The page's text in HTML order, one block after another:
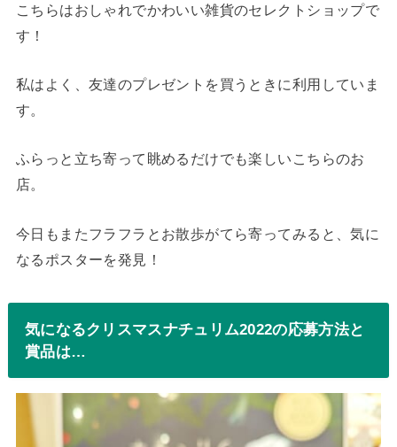
こちらはおしゃれでかわいい雑貨のセレクトショップで
す！
私はよく、友達のプレゼントを買うときに利用していま
す。
ふらっと立ち寄って眺めるだけでも楽しいこちらのお
店。
今日もまたフラフラとお散歩がてら寄ってみると、気に
なるポスターを発見！
気になるクリスマスナチュリム2022の応募方法と
賞品は…